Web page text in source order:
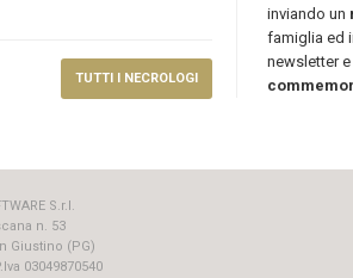
TUTTI I NECROLOGI
inviando un
famiglia ed
newsletter
S.r.l.
n. 53
Giustino (PG)
03049870540